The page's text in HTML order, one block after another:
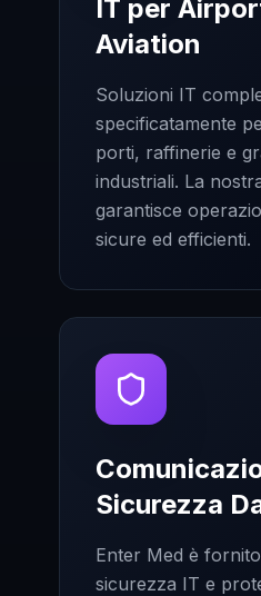
IT per
Aviation
Soluzioni IT
specificatamente
porti, raffinerie e
industriali. La
garantisce
sicure ed efficienti.
Sicurezza
Enter Med è
sicurezza IT e